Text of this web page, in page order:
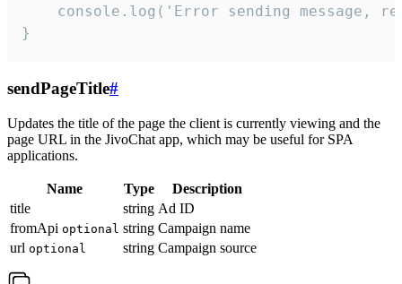
console.log('Error sending message,
}
sendPageTitle#
Updates the title of the page the client is currently viewing and the
page URL in the JivoChat app, which may be useful for SPA
applications.
Name Type
Description
title
string Ad ID
fromApi optional string Campaign name
url optional string Campaign source